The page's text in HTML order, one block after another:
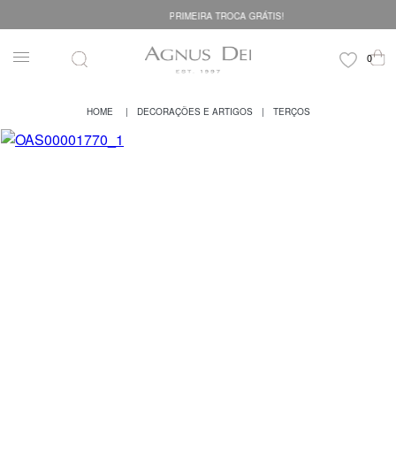
PRIMEIRA TROCA GRÁTIS!
DECORAÇÕES E ARTIGOS TERÇOS